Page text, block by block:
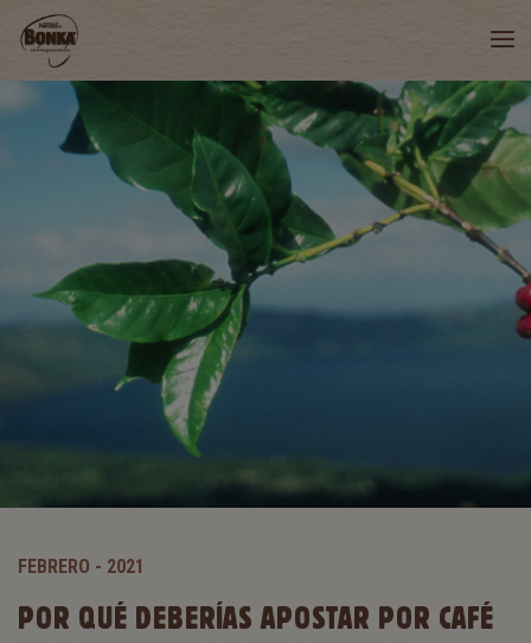
FEBRERO - 2021
POR QUÉ DEBERÍAS APOSTAR POR CAFÉ